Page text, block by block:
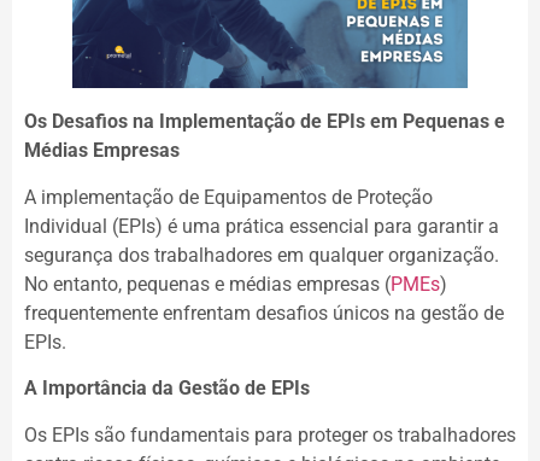
Os Desafios na Implementação de EPIs em Pequenas e
Médias Empresas
A implementação de Equipamentos de Proteção
Individual (EPIs) é uma prática essencial para garantir a
segurança dos trabalhadores em qualquer organização.
No entanto, pequenas e médias empresas (PMEs)
frequentemente enfrentam desafios únicos na gestão de
EPIs.
A Importância da Gestão de EPIs
Os EPIs são fundamentais para proteger os trabalhadores